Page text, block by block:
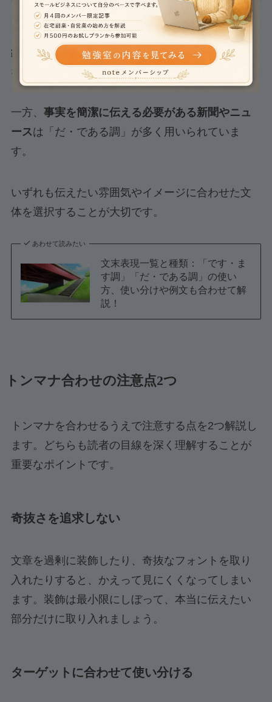
「です・ます調」は相手に親しみややわらかい印
象をあたえる
ため、ブログや企業のホームページ
などで幅広く使用されています。
一方、 事実を簡潔に伝える必要がある新聞やニュ
ースは「だ・である調」が多く用いられていま
す。
いずれも伝えたい雰囲気やイメージに合わせた文
体を選択することが大切です。
あわせて読みたい
文末表現一覧と種類：「です・ま
す調」「だ・である調」の使い
方、使い分けや例文も合わせて解
説！
トンマナ合わせの注意点2つ
トンマナを合わせるうえで注意する点を2つ解説し
ます。どちらも読者の目線を深く理解することが
重要なポイントです。
奇抜さを追求しない
文章を過剰に装飾したり、奇抜なフォントを取り
入れたりすると、かえって見にくくなってしまい
ます。装飾は最小限にしぼって、本当に伝えたい
部分だけに取り入れましょう。
ターゲットに合わせて使い分ける